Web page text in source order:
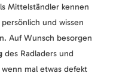
Mittelständler kennen
und wissen
Auf Wunsch besorgen
des Radladers und
mal etwas defekt